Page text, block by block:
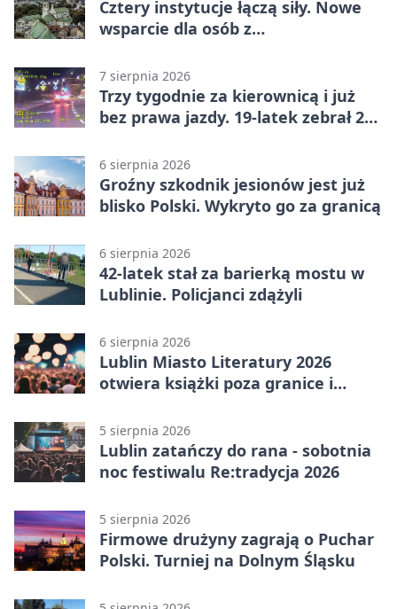
Cztery instytucje łączą siły. Nowe
wsparcie dla osób z
7 sierpnia 2026
Trzy tygodnie za kierownicą i już
bez prawa jazdy. 19-latek zebrał 23
6 sierpnia 2026
Groźny szkodnik jesionów jest już
blisko Polski. Wykryto go za granicą
6 sierpnia 2026
42-latek stał za barierką mostu w
Lublinie. Policjanci zdążyli
6 sierpnia 2026
Lublin Miasto Literatury 2026
otwiera książki poza granice i
5 sierpnia 2026
Lublin zatańczy do rana - sobotnia
noc festiwalu Re:tradycja 2026
5 sierpnia 2026
Firmowe drużyny zagrają o Puchar
Polski. Turniej na Dolnym Śląsku